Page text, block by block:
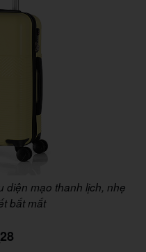
diện mạo thanh lịch, nhẹ
bắt mắt